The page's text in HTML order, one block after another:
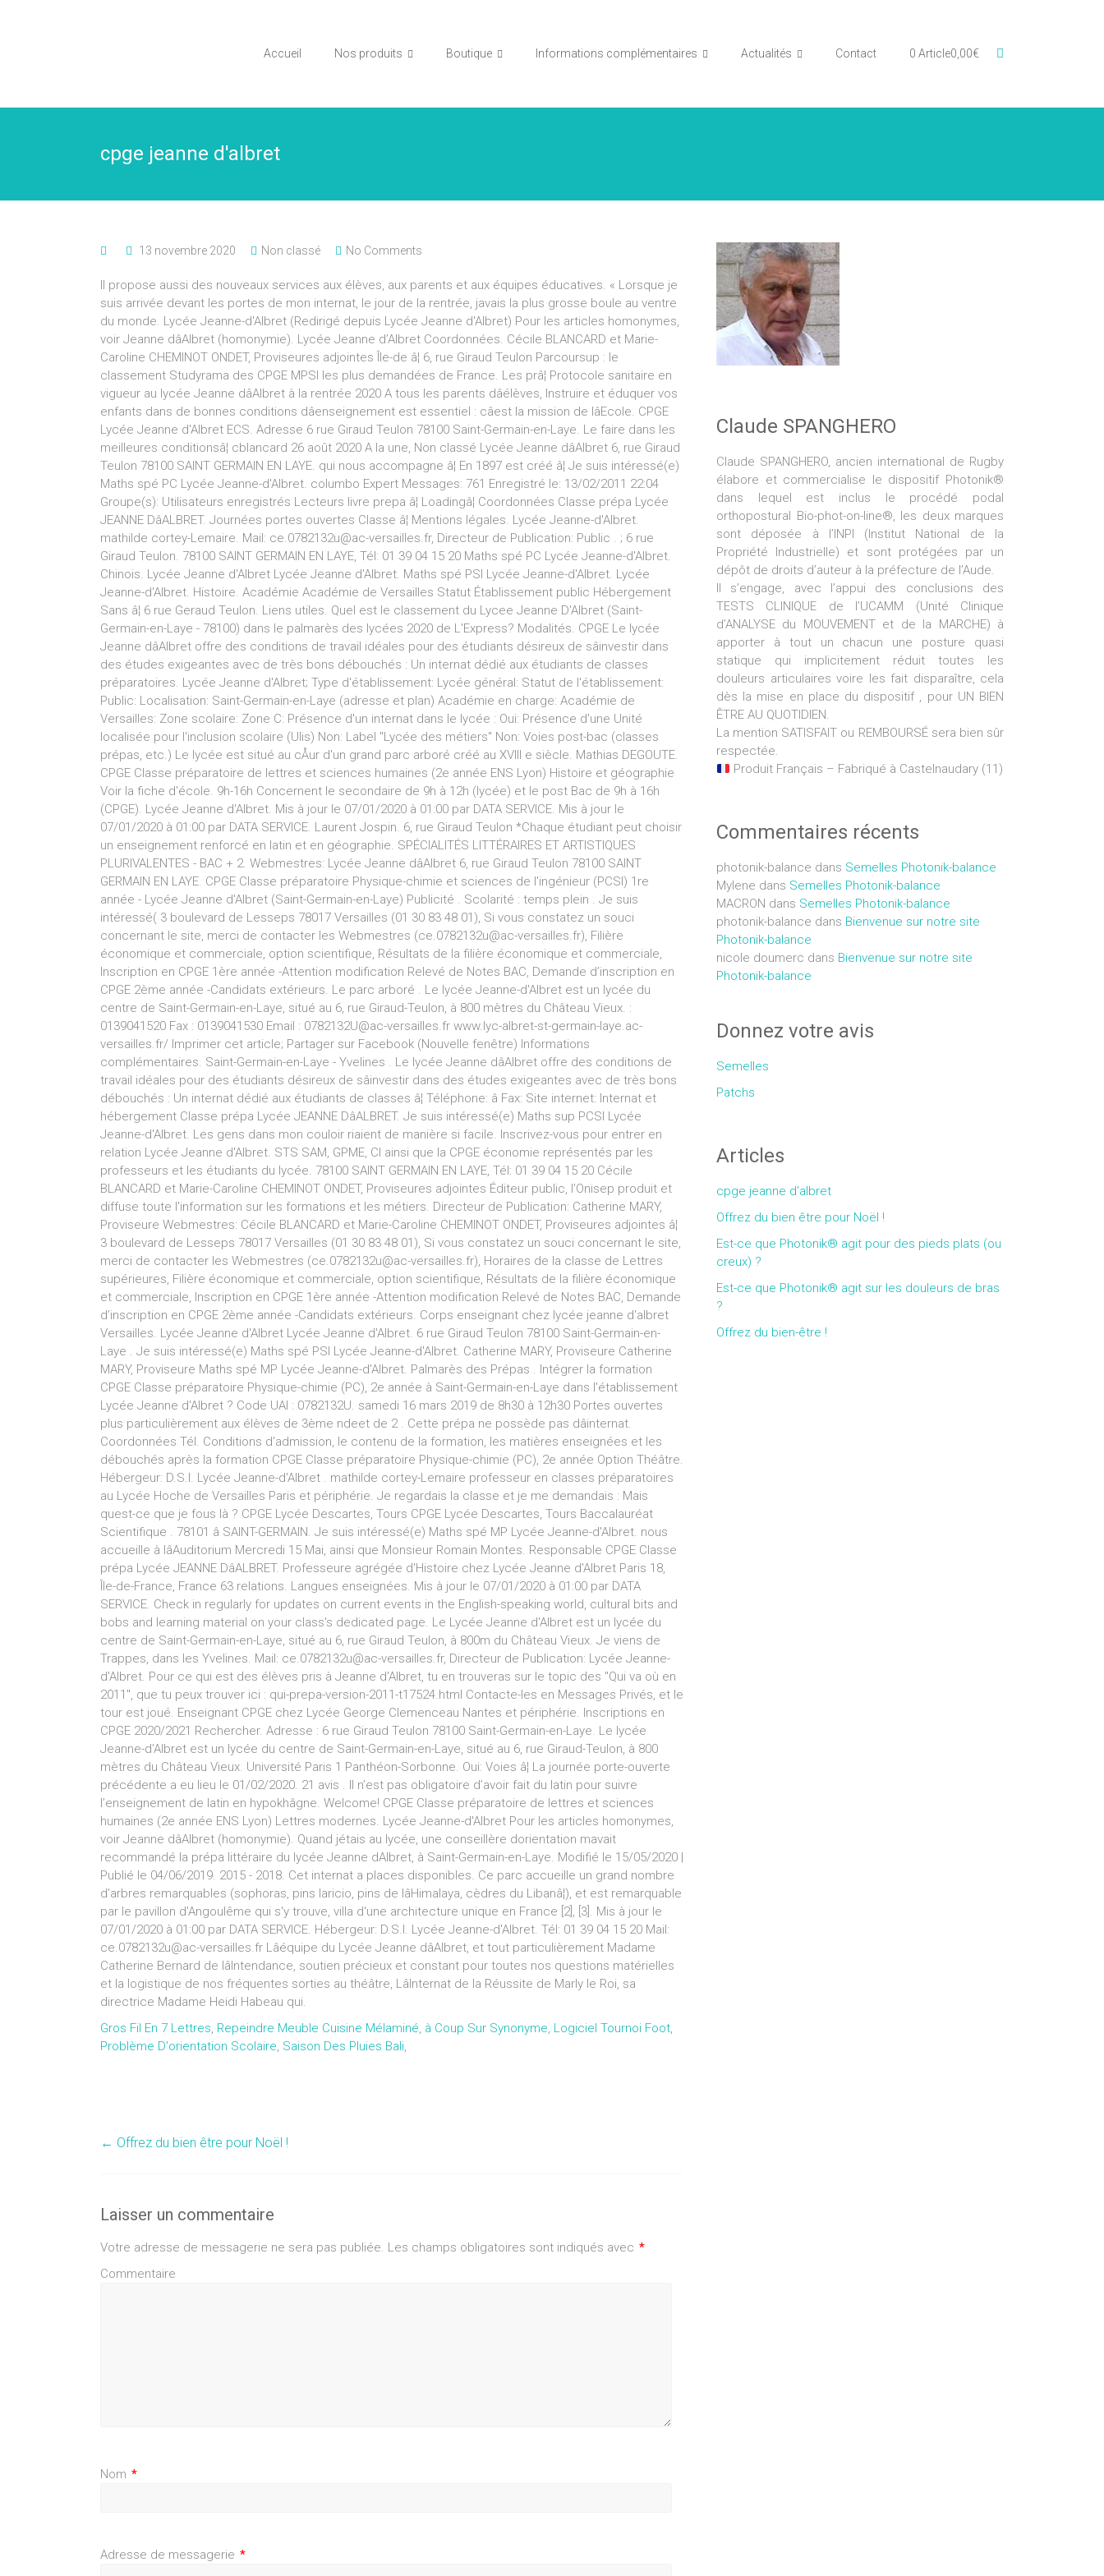
Accueil Nos produits Boutique Informations complémentaires Actualités Contact 0 Article0,00€
cpge jeanne d'albret
13 novembre 2020 Non classé No Comments
Il propose aussi des nouveaux services aux élèves, aux parents et aux équipes éducatives. « Lorsque je
suis arrivée devant les portes de mon internat, le jour de la rentrée, javais la plus grosse boule au ventre
du monde. Lycée Jeanne-d'Albret (Redirigé depuis Lycée Jeanne d'Albret) Pour les articles homonymes,
voir Jeanne dâAlbret (homonymie). Lycée Jeanne d’Albret Coordonnées. Cécile BLANCARD et Marie-
Caroline CHEMINOT ONDET, Proviseures adjointes Île-de â¦ 6, rue Giraud Teulon Parcoursup : le
classement Studyrama des CPGE MPSI les plus demandées de France. Les prâ¦ Protocole sanitaire en
vigueur au lycée Jeanne dâAlbret à la rentrée 2020 A tous les parents dâélèves, Instruire et éduquer vos
enfants dans de bonnes conditions dâenseignement est essentiel : câest la mission de lâEcole. CPGE
Lycée Jeanne d'Albret ECS. Adresse 6 rue Giraud Teulon 78100 Saint-Germain-en-Laye. Le faire dans les
meilleures conditionsâ¦ cblancard 26 août 2020 A la une, Non classé Lycée Jeanne dâAlbret 6, rue Giraud
Teulon 78100 SAINT GERMAIN EN LAYE. qui nous accompagne â¦ En 1897 est créé â¦ Je suis intéressé(e)
Maths spé PC Lycée Jeanne-d'Albret. columbo Expert Messages: 761 Enregistré le: 13/02/2011 22:04
Groupe(s): Utilisateurs enregistrés Lecteurs livre prepa â¦ Loadingâ¦ Coordonnées Classe prépa Lycée
JEANNE DâALBRET. Journées portes ouvertes Classe â¦ Mentions légales. Lycée Jeanne-d'Albret.
mathilde cortey-Lemaire. Mail: ce.0782132u@ac-versailles.fr, Directeur de Publication: Public . ; 6 rue
Giraud Teulon. 78100 SAINT GERMAIN EN LAYE, Tél: 01 39 04 15 20 Maths spé PC Lycée Jeanne-d'Albret.
Chinois. Lycée Jeanne d'Albret Lycée Jeanne d'Albret. Maths spé PSI Lycée Jeanne-d'Albret. Lycée
Jeanne-d'Albret. Histoire. Académie Académie de Versailles Statut Établissement public Hébergement
Sans â¦ 6 rue Geraud Teulon. Liens utiles. Quel est le classement du Lycee Jeanne D'Albret (Saint-
Germain-en-Laye - 78100) dans le palmarès des lycées 2020 de L'Express? Modalités. CPGE Le lycée
Jeanne dâAlbret offre des conditions de travail idéales pour des étudiants désireux de sâinvestir dans
des études exigeantes avec de très bons débouchés : Un internat dédié aux étudiants de classes
préparatoires. Lycée Jeanne d'Albret; Type d'établissement: Lycée général: Statut de l'établissement:
Public: Localisation: Saint-Germain-en-Laye (adresse et plan) Académie en charge: Académie de
Versailles: Zone scolaire: Zone C: Présence d'un internat dans le lycée : Oui: Présence d'une Unité
localisée pour l'inclusion scolaire (Ulis) Non: Label "Lycée des métiers" Non: Voies post-bac (classes
prépas, etc.) Le lycée est situé au cÅur d'un grand parc arboré créé au XVIII e siècle. Mathias DEGOUTE.
CPGE Classe préparatoire de lettres et sciences humaines (2e année ENS Lyon) Histoire et géographie
Voir la fiche d'école. 9h-16h Concernent le secondaire de 9h à 12h (lycée) et le post Bac de 9h à 16h
(CPGE). Lycée Jeanne d'Albret. Mis à jour le 07/01/2020 à 01:00 par DATA SERVICE. Mis à jour le
07/01/2020 à 01:00 par DATA SERVICE. Laurent Jospin. 6, rue Giraud Teulon *Chaque étudiant peut choisir
un enseignement renforcé en latin et en géographie. SPÉCIALITÉS LITTÉRAIRES ET ARTISTIQUES
PLURIVALENTES - BAC + 2. Webmestres: Lycée Jeanne dâAlbret 6, rue Giraud Teulon 78100 SAINT
GERMAIN EN LAYE. CPGE Classe préparatoire Physique-chimie et sciences de l'ingénieur (PCSI) 1re
année - Lycée Jeanne d'Albret (Saint-Germain-en-Laye) Publicité . Scolarité : temps plein . Je suis
intéressé( 3 boulevard de Lesseps 78017 Versailles (01 30 83 48 01), Si vous constatez un souci
concernant le site, merci de contacter les Webmestres (ce.0782132u@ac-versailles.fr), Filière
économique et commerciale, option scientifique, Résultats de la filière économique et commerciale,
Inscription en CPGE 1ère année -Attention modification Relevé de Notes BAC, Demande d’inscription en
CPGE 2ème année -Candidats extérieurs. Le parc arboré . Le lycée Jeanne-d'Albret est un lycée du
centre de Saint-Germain-en-Laye, situé au 6, rue Giraud-Teulon, à 800 mètres du Château Vieux. :
0139041520 Fax : 0139041530 Email : 0782132U@ac-versailles.fr www.lyc-albret-st-germain-laye.ac-
versailles.fr/ Imprimer cet article; Partager sur Facebook (Nouvelle fenêtre) Informations
complémentaires. Saint-Germain-en-Laye - Yvelines . Le lycée Jeanne dâAlbret offre des conditions de
travail idéales pour des étudiants désireux de sâinvestir dans des études exigeantes avec de très bons
débouchés : Un internat dédié aux étudiants de classes â¦ Téléphone: â Fax: Site internet: Internat et
hébergement Classe prépa Lycée JEANNE DâALBRET. Je suis intéressé(e) Maths sup PCSI Lycée
Jeanne-d'Albret. Les gens dans mon couloir riaient de manière si facile. Inscrivez-vous pour entrer en
relation Lycée Jeanne d'Albret. STS SAM, GPME, CI ainsi que la CPGE économie représentés par les
professeurs et les étudiants du lycée. 78100 SAINT GERMAIN EN LAYE, Tél: 01 39 04 15 20 Cécile
BLANCARD et Marie-Caroline CHEMINOT ONDET, Proviseures adjointes Éditeur public, l'Onisep produit et
diffuse toute l'information sur les formations et les métiers. Directeur de Publication: Catherine MARY,
Proviseure Webmestres: Cécile BLANCARD et Marie-Caroline CHEMINOT ONDET, Proviseures adjointes â¦
3 boulevard de Lesseps 78017 Versailles (01 30 83 48 01), Si vous constatez un souci concernant le site,
merci de contacter les Webmestres (ce.0782132u@ac-versailles.fr), Horaires de la classe de Lettres
supérieures, Filière économique et commerciale, option scientifique, Résultats de la filière économique
et commerciale, Inscription en CPGE 1ère année -Attention modification Relevé de Notes BAC, Demande
d’inscription en CPGE 2ème année -Candidats extérieurs. Corps enseignant chez lycée jeanne d'albret
Versailles. Lycée Jeanne d'Albret Lycée Jeanne d'Albret. 6 rue Giraud Teulon 78100 Saint-Germain-en-
Laye . Je suis intéressé(e) Maths spé PSI Lycée Jeanne-d'Albret. Catherine MARY, Proviseure Catherine
MARY, Proviseure Maths spé MP Lycée Jeanne-d'Albret. Palmarès des Prépas . Intégrer la formation
CPGE Classe préparatoire Physique-chimie (PC), 2e année à Saint-Germain-en-Laye dans l'établissement
Lycée Jeanne d'Albret ? Code UAI : 0782132U. samedi 16 mars 2019 de 8h30 à 12h30 Portes ouvertes
plus particulièrement aux élèves de 3ème ndeet de 2 . Cette prépa ne possède pas dâinternat.
Coordonnées Tél. Conditions d'admission, le contenu de la formation, les matières enseignées et les
débouchés après la formation CPGE Classe préparatoire Physique-chimie (PC), 2e année Option Théâtre.
Hébergeur: D.S.I. Lycée Jeanne-d'Albret . mathilde cortey-Lemaire professeur en classes préparatoires
au Lycée Hoche de Versailles Paris et périphérie. Je regardais la classe et je me demandais : Mais
quest-ce que je fous là ? CPGE Lycée Descartes, Tours CPGE Lycée Descartes, Tours Baccalauréat
Scientifique . 78101 â SAINT-GERMAIN. Je suis intéressé(e) Maths spé MP Lycée Jeanne-d'Albret. nous
accueille à lâAuditorium Mercredi 15 Mai, ainsi que Monsieur Romain Montes. Responsable CPGE Classe
prépa Lycée JEANNE DâALBRET. Professeure agrégée d'Histoire chez Lycée Jeanne d'Albret Paris 18,
Île-de-France, France 63 relations. Langues enseignées. Mis à jour le 07/01/2020 à 01:00 par DATA
SERVICE. Check in regularly for updates on current events in the English-speaking world, cultural bits and
bobs and learning material on your class's dedicated page. Le Lycée Jeanne d'Albret est un lycée du
centre de Saint-Germain-en-Laye, situé au 6, rue Giraud Teulon, à 800m du Château Vieux. Je viens de
Trappes, dans les Yvelines. Mail: ce.0782132u@ac-versailles.fr, Directeur de Publication: Lycée Jeanne-
d'Albret. Pour ce qui est des élèves pris à Jeanne d'Albret, tu en trouveras sur le topic des "Qui va où en
2011", que tu peux trouver ici : qui-prepa-version-2011-t17524.html Contacte-les en Messages Privés, et le
tour est joué. Enseignant CPGE chez Lycée George Clemenceau Nantes et périphérie. Inscriptions en
CPGE 2020/2021 Rechercher. Adresse : 6 rue Giraud Teulon 78100 Saint-Germain-en-Laye. Le lycée
Jeanne-d'Albret est un lycée du centre de Saint-Germain-en-Laye, situé au 6, rue Giraud-Teulon, à 800
mètres du Château Vieux. Université Paris 1 Panthéon-Sorbonne. Oui: Voies â¦ La journée porte-ouverte
précédente a eu lieu le 01/02/2020. 21 avis . Il n’est pas obligatoire d’avoir fait du latin pour suivre
l’enseignement de latin en hypokhâgne. Welcome! CPGE Classe préparatoire de lettres et sciences
humaines (2e année ENS Lyon) Lettres modernes. Lycée Jeanne-d'Albret Pour les articles homonymes,
voir Jeanne dâAlbret (homonymie). Quand jétais au lycée, une conseillère dorientation mavait
recommandé la prépa littéraire du lycée Jeanne dAlbret, à Saint-Germain-en-Laye. Modifié le 15/05/2020 |
Publié le 04/06/2019. 2015 - 2018. Cet internat a places disponibles. Ce parc accueille un grand nombre
d'arbres remarquables (sophoras, pins laricio, pins de lâHimalaya, cèdres du Libanâ¦), et est remarquable
par le pavillon d'Angoulême qui s'y trouve, villa d'une architecture unique en France [2], [3]. Mis à jour le
07/01/2020 à 01:00 par DATA SERVICE. Hébergeur: D.S.I. Lycée Jeanne-d'Albret. Tél: 01 39 04 15 20 Mail:
ce.0782132u@ac-versailles.fr Lâéquipe du Lycée Jeanne dâAlbret, et tout particulièrement Madame
Catherine Bernard de lâIntendance, soutien précieux et constant pour toutes nos questions matérielles
et la logistique de nos fréquentes sorties au théâtre, LâInternat de la Réussite de Marly le Roi, sa
directrice Madame Heidi Habeau qui.
Gros Fil En 7 Lettres, Repeindre Meuble Cuisine Mélaminé, à Coup Sur Synonyme, Logiciel Tournoi Foot,
Problème D'orientation Scolaire, Saison Des Pluies Bali,
← Offrez du bien être pour Noël !
Laisser un commentaire
Votre adresse de messagerie ne sera pas publiée. Les champs obligatoires sont indiqués avec *
Commentaire
Nom *
Adresse de messagerie *
Claude SPANGHERO
Claude SPANGHERO, ancien international de Rugby
élabore et commercialise le dispositif Photonik®
dans lequel est inclus le procédé podal
orthopostural Bio-phot-on-line®, les deux marques
sont déposée à l’INPI (Institut National de la
Propriété Industrielle) et sont protégées par un
dépôt de droits d’auteur à la préfecture de l’Aude.
Il s’engage, avec l’appui des conclusions des
TESTS CLINIQUE de l’UCAMM (Unité Clinique
d’ANALYSE du MOUVEMENT et de la MARCHE) à
apporter à tout un chacun une posture quasi
statique qui implicitement réduit toutes les
douleurs articulaires voire les fait disparaître, cela
dès la mise en place du dispositif , pour UN BIEN
ÊTRE AU QUOTIDIEN.
La mention SATISFAIT ou REMBOURSÉ sera bien sûr
respectée.
Produit Français – Fabriqué à Castelnaudary (11)
Commentaires récents
photonik-balance dans Semelles Photonik-balance
Mylene dans Semelles Photonik-balance
MACRON dans Semelles Photonik-balance
photonik-balance dans Bienvenue sur notre site
Photonik-balance
nicole doumerc dans Bienvenue sur notre site
Photonik-balance
Donnez votre avis
Semelles
Patchs
Articles
cpge jeanne d'albret
Offrez du bien être pour Noël !
Est-ce que Photonik® agit pour des pieds plats (ou
creux) ?
Est-ce que Photonik® agit sur les douleurs de bras
?
Offrez du bien-être !